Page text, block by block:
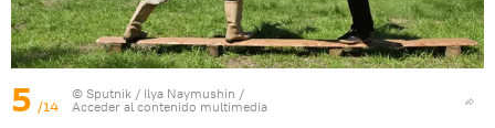
5 /14
© Sputnik / Ilya Naymushin /
Acceder al contenido multimedia